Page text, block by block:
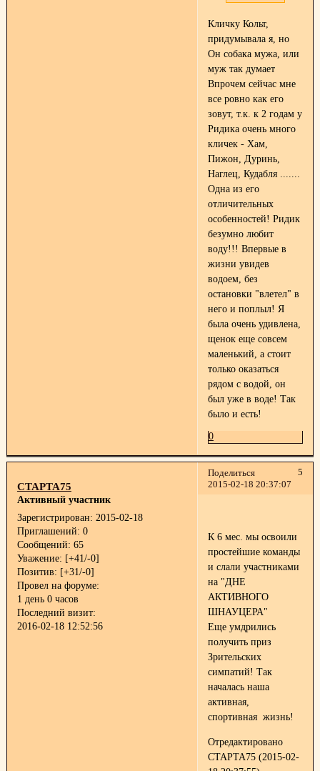
Кличку Кольт,
придумывала я, но
Он собака мужа, или
муж так думает
Впрочем сейчас мне
все ровно как его
зовут, т.к. к 2 годам у
Ридика очень много
кличек - Хам,
Пижон, Дуринь,
Наглец, Кудабля .......
Одна из его
отличительных
особенностей! Ридик
безумно любит
воду!!! Впервые в
жизни увидев
водоем, без
остановки "влетел" в
него и поплыл! Я
была очень удивлена,
щенок еще совсем
маленький, а стоит
только оказаться
рядом с водой, он
был уже в воде! Так
было и есть!
0
Поделиться
5
2015-02-18 20:37:07
СТАРТА75
Активный участник
Зарегистрирован: 2015-02-18
Приглашений: 0
Сообщений: 65
Уважение: [+41/-0]
Позитив: [+31/-0]
Провел на форуме:
1 день 0 часов
Последний визит:
2016-02-18 12:52:56
К 6 мес. мы освоили
простейшие команды
и слали участниками
на "ДНЕ
АКТИВНОГО
ШНАУЦЕРА"
Еще умдрились
получить приз
Зрительских
симпатий! Так
началась наша
активная,
спортивная жизнь!
Отредактировано
СТАРТА75 (2015-02-